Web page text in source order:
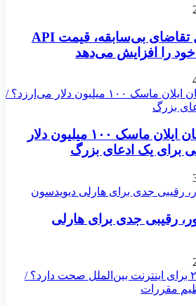
دیپ‌سیک به‌دلیل تقاضای بی‌سابقه، قیمت API
را افزایش می‌دهد
یک ساعت از زمان ایلان ماسک ۱۰۰ میلیون دلار
برای یک ادعای بزرگ
رقیبی جدی برای هارلی